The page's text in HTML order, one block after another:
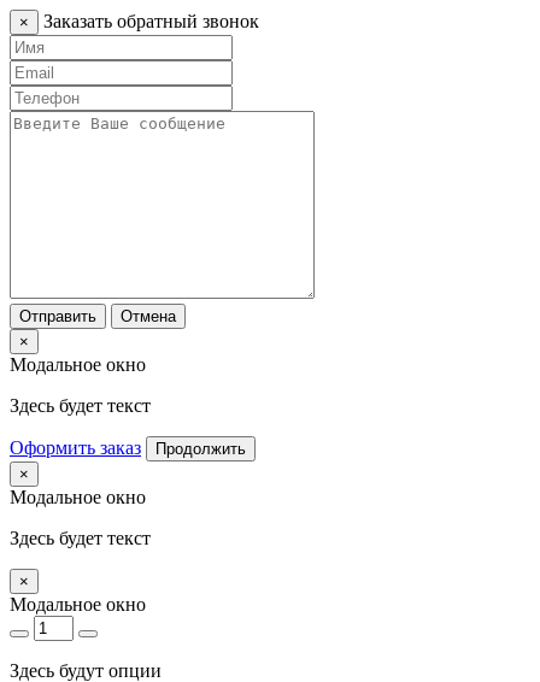
× Заказать обратный звонок
Отправить
Отмена
×
Модальное окно
Здесь будет текст
Оформить заказ
Продолжить
×
Модальное окно
Здесь будет текст
×
Модальное окно
Здесь будут опции